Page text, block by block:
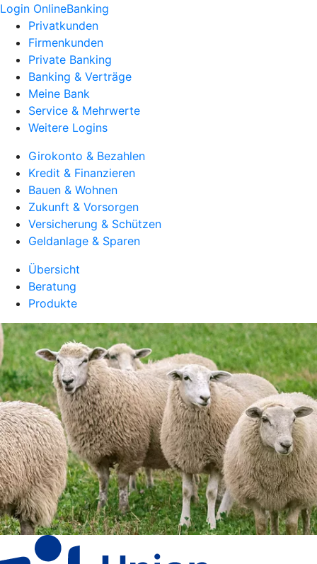
Login OnlineBanking
Privatkunden
Firmenkunden
Private Banking
Banking & Verträge
Meine Bank
Service & Mehrwerte
Weitere Logins
Girokonto & Bezahlen
Kredit & Finanzieren
Bauen & Wohnen
Zukunft & Vorsorgen
Versicherung & Schützen
Geldanlage & Sparen
Übersicht
Beratung
Produkte